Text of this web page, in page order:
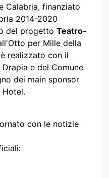
Calabria, finanziato
2014-2020
del progetto Teatro-
per Mille della
realizzato con il
e del Comune
dei main sponsor
Hotel.
con le notizie